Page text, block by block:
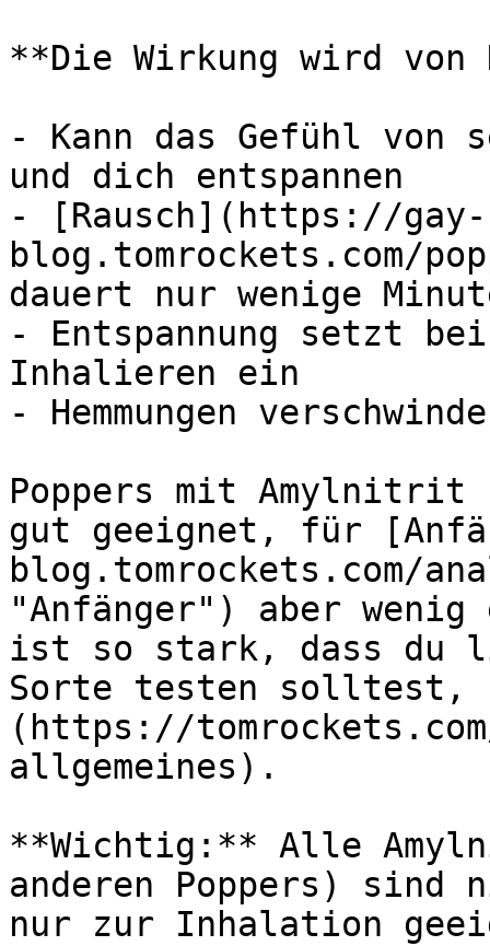
**Die Wirkung wird von
- Kann das Gefühl
und dich entspannen
- [Rausch](https://gay-
blog.tomrockets.com/
dauert nur wenige
- Entspannung setzt
Inhalieren ein
- Hemmungen
Poppers mit Amylnitrit
gut geeignet, für
blog.tomrockets.com/
"Anfänger") aber wenig
ist so stark, dass du
Sorte testen solltest,
(https://
allgemeines).
**Wichtig:** Alle
anderen Poppers) sind
nur zur Inhalation